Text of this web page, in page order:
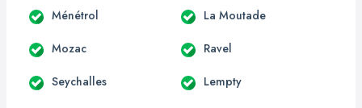
Ménétrol La Moutade
Mozac Ravel
Seychalles Lempty